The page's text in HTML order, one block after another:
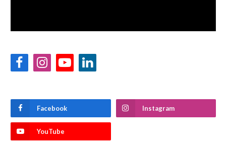
FacebookInstagramYouTubeLinkedIn
Facebook Instagram
YouTube